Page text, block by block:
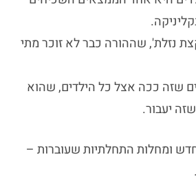
נזלת', שההורה כבר לא זוכר מתי
שזה ככה אצל כל הילדים, שהוא
יעבור.
ומחלות התחלתיות שעוברות –